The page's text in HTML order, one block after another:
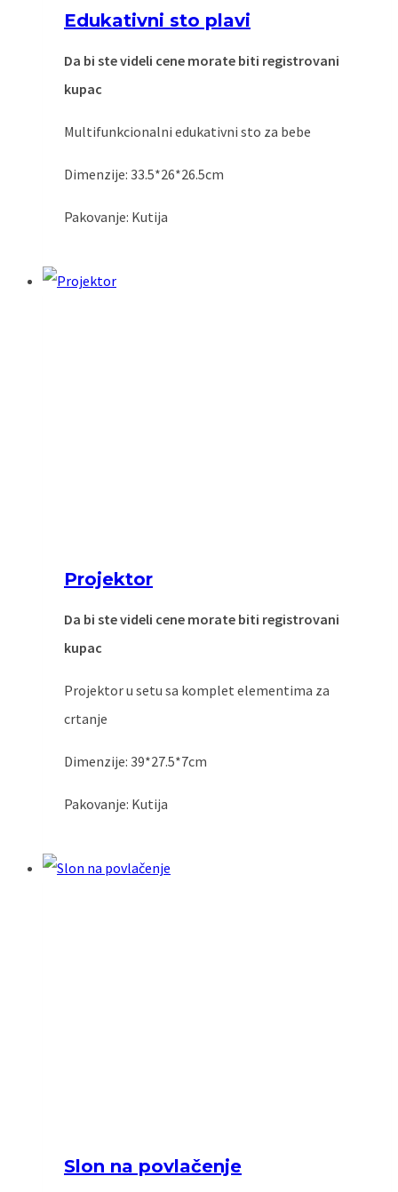
Edukativni sto plavi
Da bi ste videli cene morate biti registrovani
kupac
Multifunkcionalni edukativni sto za bebe
Dimenzije: 33.5*26*26.5cm
Pakovanje: Kutija
Projektor
Da bi ste videli cene morate biti registrovani
kupac
Projektor u setu sa komplet elementima za
crtanje
Dimenzije: 39*27.5*7cm
Pakovanje: Kutija
Slon na povlačenje